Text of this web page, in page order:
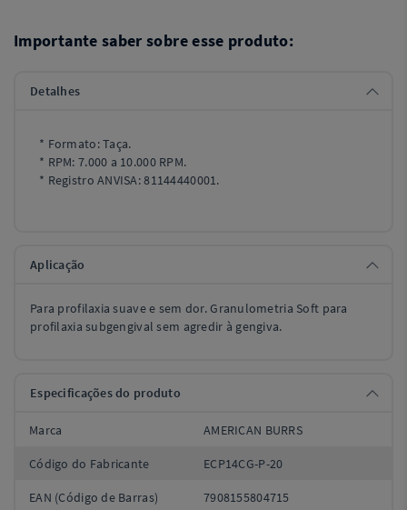
Importante saber sobre esse produto:
Detalhes
* Formato: Taça.
* RPM: 7.000 a 10.000 RPM.
* Registro ANVISA: 81144440001.
Aplicação
Para profilaxia suave e sem dor. Granulometria Soft para
profilaxia subgengival sem agredir à gengiva.
Especificações do produto
Marca AMERICAN BURRS
Código do Fabricante ECP14CG-P-20
EAN (Código de Barras) 7908155804715